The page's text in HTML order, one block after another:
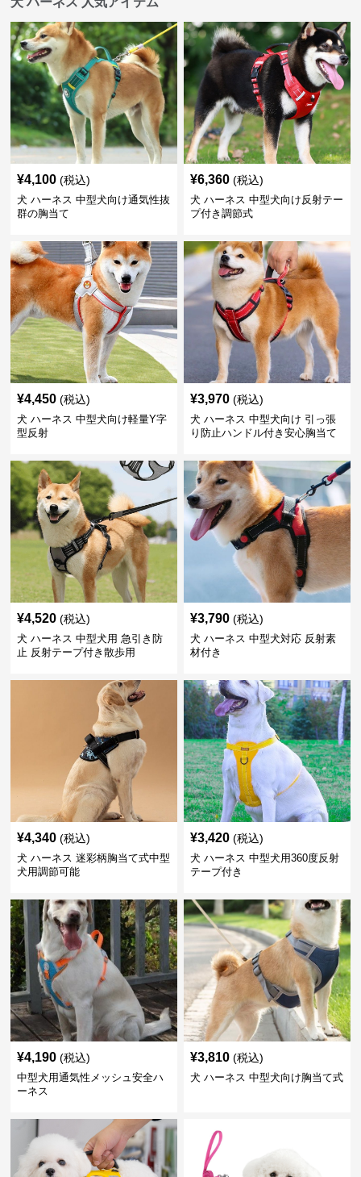
¥4,100 (税込)
犬 ハーネス 中型犬向け通気性抜
群の胸当て
¥6,360 (税込)
犬 ハーネス 中型犬向け反射テー
プ付き調節式
¥4,450 (税込)
犬 ハーネス 中型犬向け軽量Y字
型反射
¥3,970 (税込)
犬 ハーネス 中型犬向け 引っ張
り防止ハンドル付き安心胸当て
¥4,520 (税込)
犬 ハーネス 中型犬用 急引き防
止 反射テープ付き散歩用
¥3,790 (税込)
犬 ハーネス 中型犬対応 反射素
材付き
¥4,340 (税込)
犬 ハーネス 迷彩柄胸当て式中型
犬用調節可能
¥3,420 (税込)
犬 ハーネス 中型犬用360度反射
テープ付き
¥4,190 (税込)
中型犬用通気性メッシュ安全ハ
ーネス
¥3,810 (税込)
犬 ハーネス 中型犬向け胸当て式